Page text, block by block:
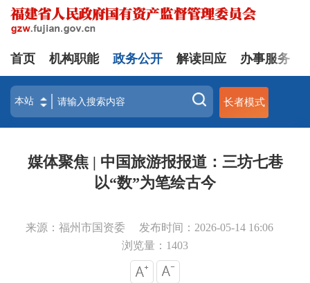
首页 机构职能 政务公开 解读回应 办事服务
长者模式
媒体聚焦 | 中国旅游报报道：三坊七巷
以“数”为笔绘古今
来源：福州市国资委
发布时间：2026-05-14 16:06
浏览量： 1403